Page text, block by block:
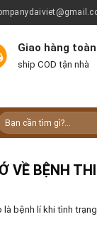
Giao hàng
ship COD tận nhà
VỀ BỆNH
bệnh lí khi tình